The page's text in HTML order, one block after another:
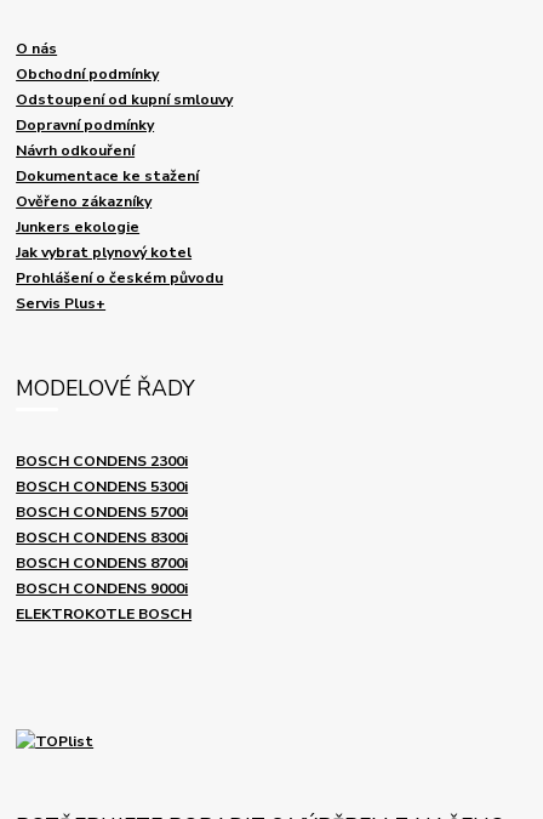
O nás
Obchodní podmínky
Odstoupení od kupní smlouvy
Dopravní podmínky
Návrh odkouření
Dokumentace ke stažení
Ověřeno zákazníky
Junkers ekologie
Jak vybrat plynový kotel
Prohlášení o českém původu
Servis Plus+
MODELOVÉ ŘADY
BOSCH CONDENS 2300i
BOSCH CONDENS 5300i
BOSCH CONDENS 5700i
BOSCH CONDENS 8300i
BOSCH CONDENS 8700i
BOSCH CONDENS 9000i
ELEKTROKOTLE BOSCH